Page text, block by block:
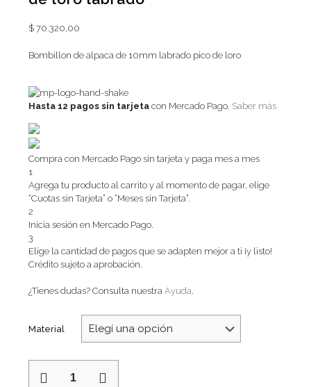
$70.320,00
Bombillon de alpaca de 10mm labrado pico de loro
Hasta 12 pagos sin tarjetacon Mercado Pago. Saber más
Compra con Mercado Pago sin tarjeta y paga mes a mes
1
Agrega tu producto al carrito y al momento de pagar, elige
“Cuotas sin Tarjeta” o “Meses sin Tarjeta”.
2
Inicia sesión en Mercado Pago.
3
Elige la cantidad de pagos que se adapten mejor a ti ¡y listo!
Crédito sujeto a aprobación.
¿Tienes dudas? Consulta nuestra Ayuda.
Material